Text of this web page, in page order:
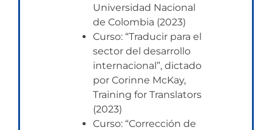
Universidad Nacional
de Colombia (2023)
Curso: “Traducir para el
sector del desarrollo
internacional”, dictado
por Corinne McKay,
Training for Translators
(2023)
Curso: “Corrección de